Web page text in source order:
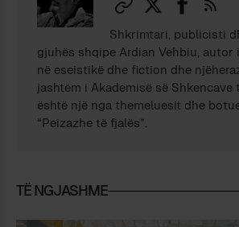
Shkrimtari, publicisti
gjuhës shqipe Ardian Vehbiu, autor
në eseistikë dhe fiction dhe
jashtëm i Akademisë së Shkencave
është një nga themeluesit dhe
“Peizazhe të fjalës”.
TË NGJASHME